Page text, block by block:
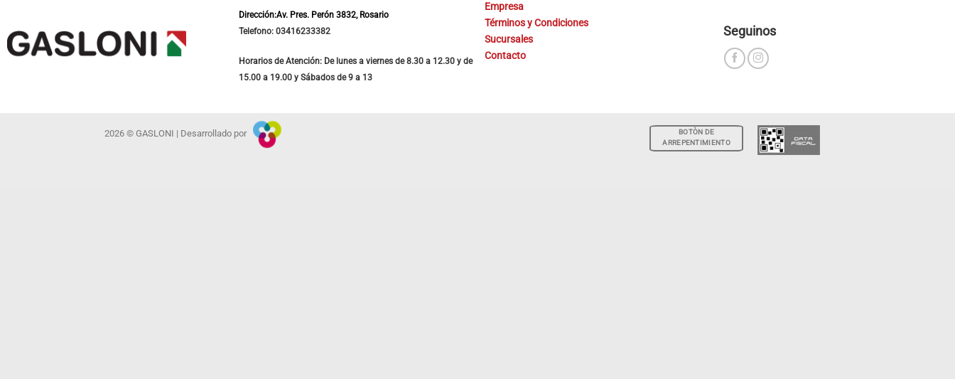
Dirección:Av. Pres. Perón 3832, Rosario
Telefono: 03416233382
Horarios de Atención: De lunes a viernes de 8.30 a 12.30 y de
15.00 a 19.00 y Sábados de 9 a 13
Empresa
Términos y Condiciones
Sucursales
Contacto
Seguinos
BOTÒN DE
ARREPENTIMIENTO
2026 © GASLONI | Desarrollado por